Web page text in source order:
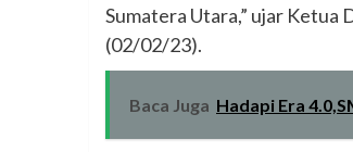
Sumatera Utara,” ujar Ketua
(02/02/23).
Baca Juga Hadapi Era